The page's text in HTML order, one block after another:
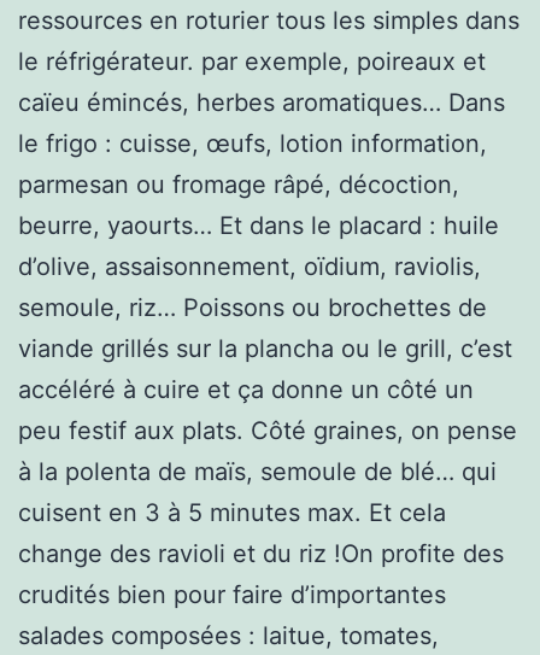
ressources en roturier tous les simples dans
le réfrigérateur. par exemple, poireaux et
caïeu émincés, herbes aromatiques… Dans
le frigo : cuisse, œufs, lotion information,
parmesan ou fromage râpé, décoction,
beurre, yaourts… Et dans le placard : huile
d’olive, assaisonnement, oïdium, raviolis,
semoule, riz… Poissons ou brochettes de
viande grillés sur la plancha ou le grill, c’est
accéléré à cuire et ça donne un côté un
peu festif aux plats. Côté graines, on pense
à la polenta de maïs, semoule de blé… qui
cuisent en 3 à 5 minutes max. Et cela
change des ravioli et du riz !On profite des
crudités bien pour faire d’importantes
salades composées : laitue, tomates,